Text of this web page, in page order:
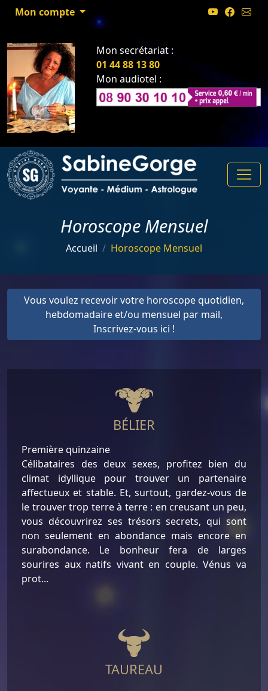
Mon compte
Mon secrétariat :
01 44 88 13 80
Mon audiotel :
Horoscope Mensuel
Accueil Horoscope Mensuel
Vous voulez recevoir votre horoscope quotidien,
hebdomadaire et/ou mensuel par mail,
Inscrivez-vous ici !
BÉLIER
Première quinzaine
Célibataires des deux sexes, profitez bien du
climat idyllique pour trouver un partenaire
affectueux et stable. Et, surtout, gardez-vous de
le trouver trop terre à terre : en creusant un peu,
vous découvrirez ses trésors secrets, qui sont
non seulement en abondance mais encore en
surabondance. Le bonheur fera de larges
sourires aux natifs vivant en couple. Vénus va
prot...
TAUREAU